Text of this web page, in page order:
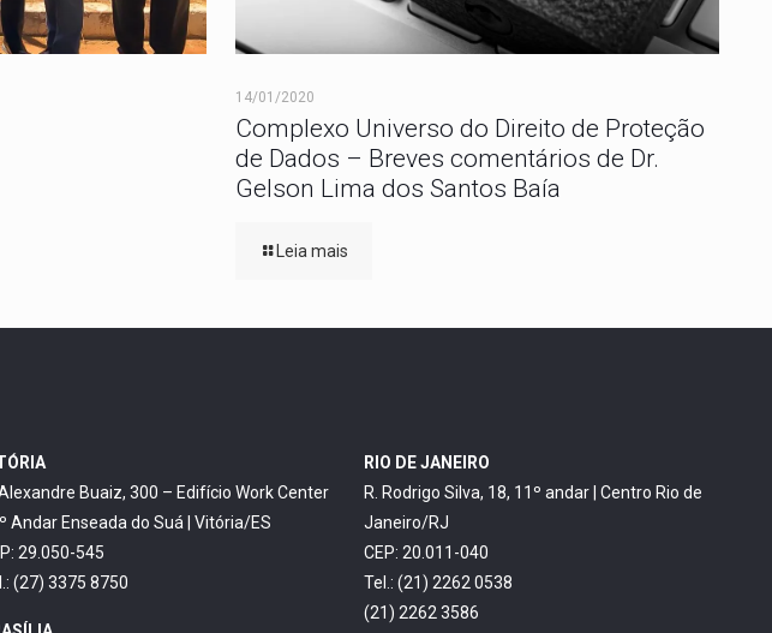
14/01/2020
Complexo Universo do Direito de Proteção
de Dados – Breves comentários de Dr.
Gelson Lima dos Santos Baía
Leia mais
Buaiz, 300 – Edifício Work Center
Andar Enseada do Suá | Vitória/ES
29.050-545
(27) 3375 8750
RIO DE JANEIRO
R. Rodrigo Silva, 18, 11º andar | Centro Rio de
Janeiro/RJ
CEP: 20.011-040
Tel.: (21) 2262 0538
(21) 2262 3586